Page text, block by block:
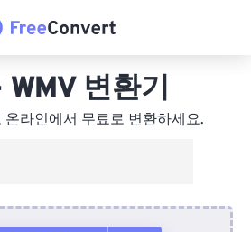
변환기
온라인에서 무료로 변환하세요.